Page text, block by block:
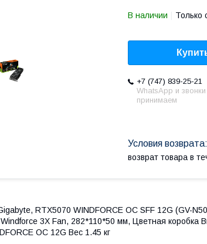
В наличии Только
+7 (747) 839-25-21
WhatsApp и звонки
принимаем
возврат товара в
RTX5070 WINDFORCE OC SFF 12G (GV-
3X Fan, 282*110*50 мм, Цветная коробка
OC 12G Вес 1.45 кг